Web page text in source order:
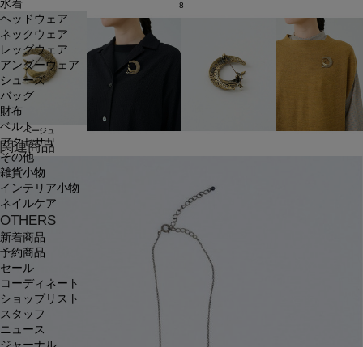
水着
ヘッドウェア
ネックウェア
レッグウェア
アンダーウェア
シューズ
バッグ
財布
ベルト
アクセサリ
その他
雑貨小物
インテリア小物
ネイルケア
OTHERS
新着商品
予約商品
セール
コーディネート
ショップリスト
スタッフ
ニュース
8
ベージュ
関連商品